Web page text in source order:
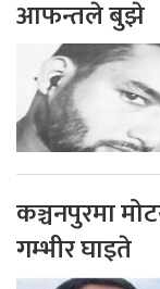
आफन्तले बुझे
कञ्चनपुरमा
गम्भीर घाइते